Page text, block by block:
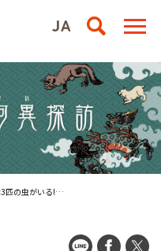
人の体内には3匹の虫がいる!? 庚申さん信仰とくくり猿「八坂庚申堂」